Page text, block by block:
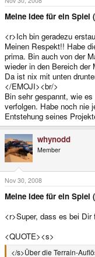
Meine Idee für ein Spiel
<r>Ich bin geradezu
Meinen Respekt!! Habe
prima. Bin auch von der
wieder in den Bereich der
Da ist nix mit unten
</EMOJI><br/>
Bin sehr gespannt, wie
verfolgen. Habe noch nie
Entstehung seines
whynodd
Member
Nov 30, 2008
Meine Idee für ein Spiel
<r>Super, dass es bei Dir
<QUOTE><s>
</s>Über die Terrain-